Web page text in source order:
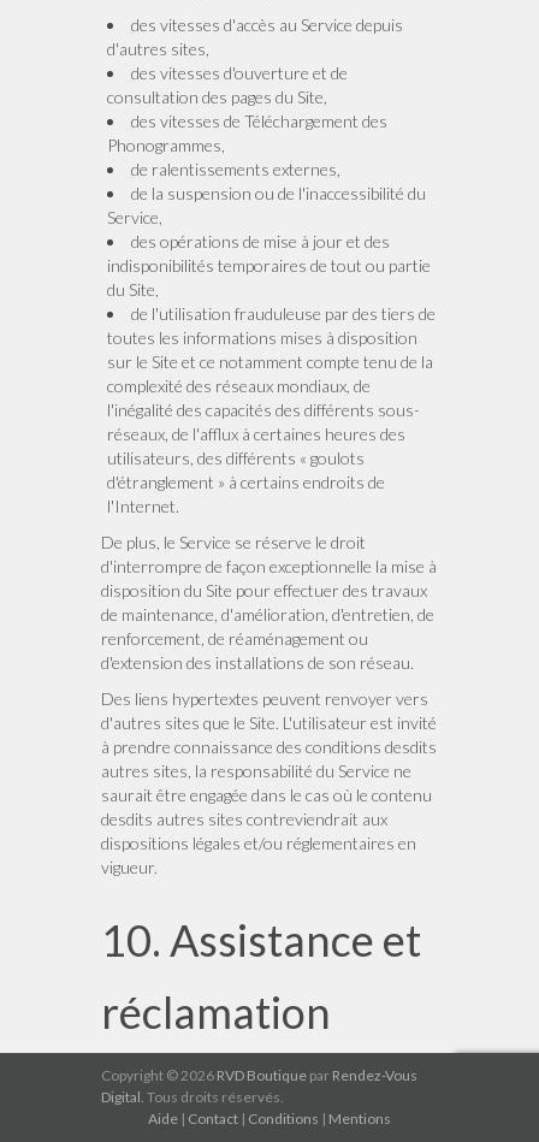
des vitesses d'accès au Service depuis
d'autres sites,
des vitesses d'ouverture et de
consultation des pages du Site,
des vitesses de Téléchargement des
Phonogrammes,
de ralentissements externes,
de la suspension ou de l'inaccessibilité du
Service,
des opérations de mise à jour et des
indisponibilités temporaires de tout ou partie
du Site,
de l'utilisation frauduleuse par des tiers de
toutes les informations mises à disposition
sur le Site et ce notamment compte tenu de la
complexité des réseaux mondiaux, de
l'inégalité des capacités des différents sous-
réseaux, de l'afflux à certaines heures des
utilisateurs, des différents « goulots
d'étranglement » à certains endroits de
l'Internet.
De plus, le Service se réserve le droit
d'interrompre de façon exceptionnelle la mise à
disposition du Site pour effectuer des travaux
de maintenance, d'amélioration, d'entretien, de
renforcement, de réaménagement ou
d'extension des installations de son réseau.
Des liens hypertextes peuvent renvoyer vers
d'autres sites que le Site. L'utilisateur est invité
à prendre connaissance des conditions desdits
autres sites, la responsabilité du Service ne
saurait être engagée dans le cas où le contenu
desdits autres sites contreviendrait aux
dispositions légales et/ou réglementaires en
vigueur.
10. Assistance et
réclamation
Pour toute information, assitance ou
réclamation, le service clientèle est disponible
depuis le sitehttp://support.rvd.boutique
Copyright © 2026 RVD Boutique par Rendez-Vous
Digital. Tous droits réservés.
Aide | Contact | Conditions | Mentions